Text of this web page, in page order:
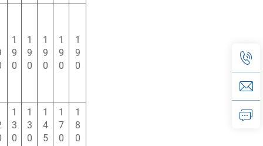
1
9
0
1
9
0
1
9
0
1
9
0
1
9
0
1
3
0
1
3
0
1
4
5
1
7
0
1
8
0